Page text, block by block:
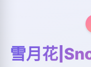
雪月花